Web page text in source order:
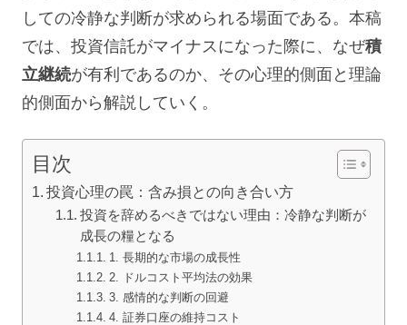
しての冷静な判断が求められる場面である。本稿
では、投資信託がマイナスになった際に、なぜ積
立継続が有利であるのか、その心理的側面と理論
的側面から解説していく。
目次
投資心理の罠：含み損との向き合い方
投資を辞めるべきではない理由：冷静な判断が
成長の糧となる
1. 長期的な市場の成長性
2. ドルコスト平均法の効果
3. 感情的な判断の回避
4. 証券口座の維持コスト